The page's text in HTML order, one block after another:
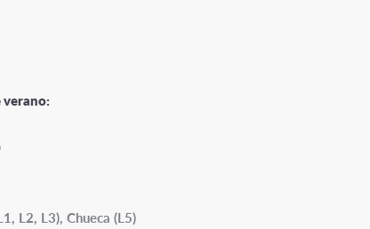
L2, L3), Chueca (L5)